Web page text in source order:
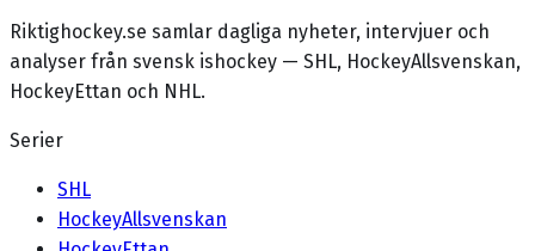
Riktighockey.se samlar dagliga nyheter, intervjuer och
analyser från svensk ishockey — SHL, HockeyAllsvenskan,
HockeyEttan och NHL.
Serier
SHL
HockeyAllsvenskan